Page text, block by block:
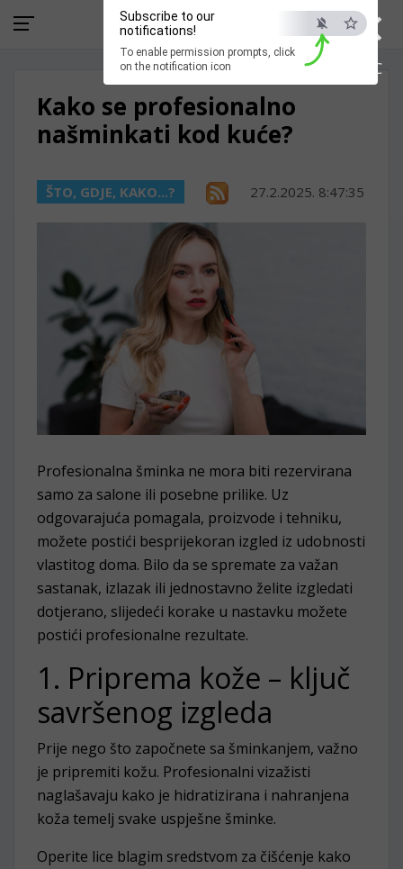
×
ESC
Subscribe to our
notifications!
To enable permission prompts, click
on the notification icon
Kako se profesionalno
našminkati kod kuće?
ŠTO, GDJE, KAKO...? 27.2.2025. 8:47:35
Profesionalna šminka ne mora biti rezervirana
samo za salone ili posebne prilike. Uz
odgovarajuća pomagala, proizvode i tehniku,
možete postići besprijekoran izgled iz udobnosti
vlastitog doma. Bilo da se spremate za važan
sastanak, izlazak ili jednostavno želite izgledati
dotjerano, slijedeći korake u nastavku možete
postići profesionalne rezultate.
1. Priprema kože – ključ
savršenog izgleda
Prije nego što započnete sa šminkanjem, važno
je pripremiti kožu. Profesionalni vizažisti
naglašavaju kako je hidratizirana i nahranjena
koža temelj svake uspješne šminke.
Operite lice blagim sredstvom za čišćenje kako